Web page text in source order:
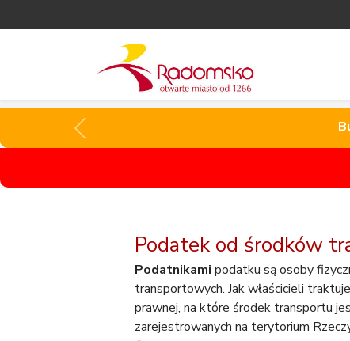
Podatek od środków
Podatnikami podatku są osoby
transportowych. Jak właścicieli
prawnej, na które środek transportu
zarejestrowanych na terytorium